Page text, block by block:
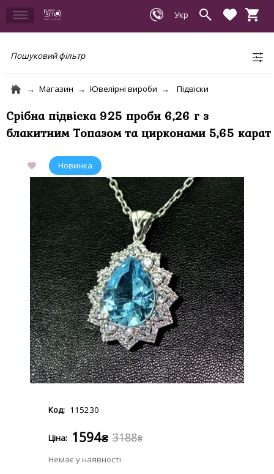
Пошуковий фільтр
Магазин Ювелірні вироби Підвіски
Срібна підвіска 925 проби 6,26 г з
блакитним Топазом та цирконами 5,65 карат
115230
3188₴
1594₴